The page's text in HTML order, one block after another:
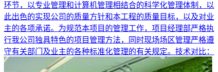
环节，以专业管理和计算机管理相结合的科学化管理体制，以
此出色的实现公司的质量方针和本工程的质量目标，以及对业
主的各项承诺。为规范本项目的管理工作，项目经理部严格执
行我公司独具特色的项目管理方法，同时现场场区管理严格遵
守有关部门及业主的各种标准化管理的有关规定。技术对比：